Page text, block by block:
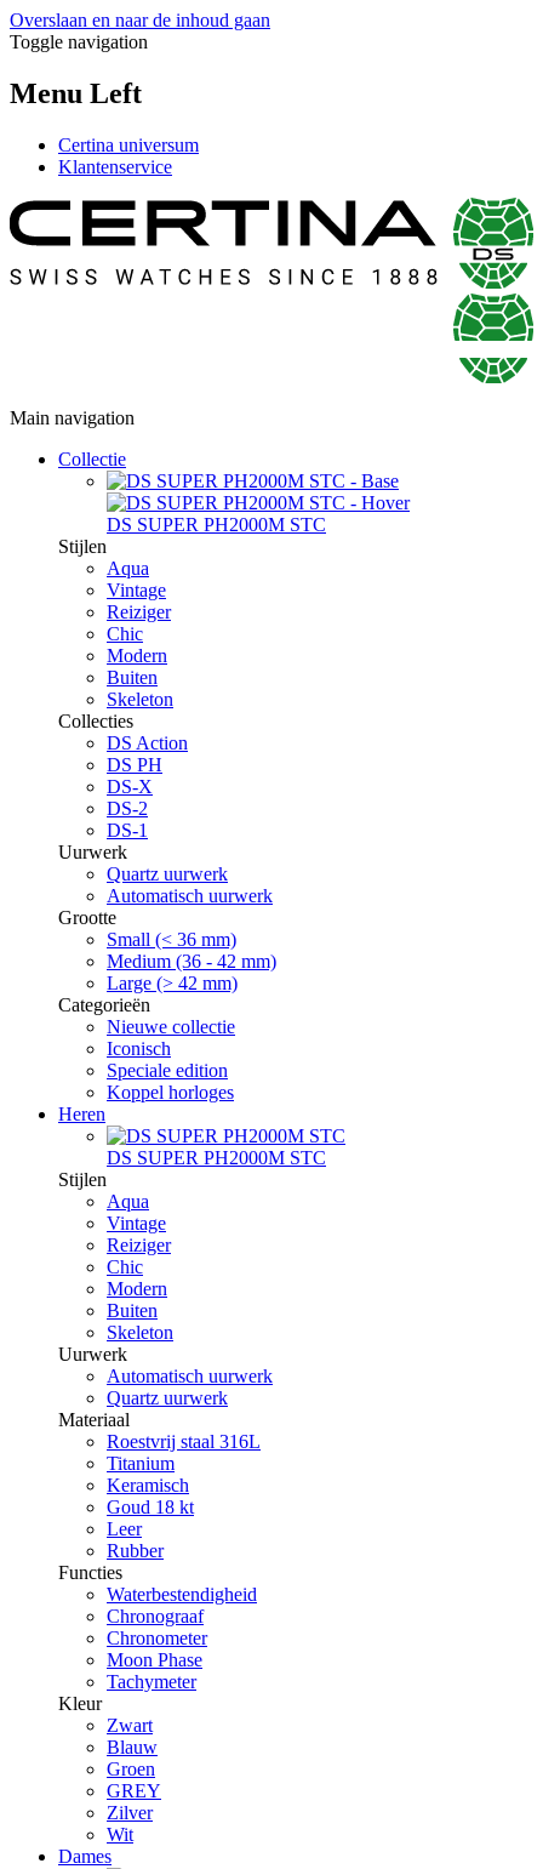
Overslaan en naar de inhoud gaan
Toggle navigation
Menu Left
Certina universum
Klantenservice
Main navigation
Collectie
DS SUPER PH2000M STC
Stijlen
Aqua
Vintage
Reiziger
Chic
Modern
Buiten
Skeleton
Collecties
DS Action
DS PH
DS-X
DS-2
DS-1
Uurwerk
Quartz uurwerk
Automatisch uurwerk
Grootte
Small (< 36 mm)
Medium (36 - 42 mm)
Large (> 42 mm)
Categorieën
Nieuwe collectie
Iconisch
Speciale edition
Koppel horloges
Heren
DS SUPER PH2000M STC
Stijlen
Aqua
Vintage
Reiziger
Chic
Modern
Buiten
Skeleton
Uurwerk
Automatisch uurwerk
Quartz uurwerk
Materiaal
Roestvrij staal 316L
Titanium
Keramisch
Goud 18 kt
Leer
Rubber
Functies
Waterbestendigheid
Chronograaf
Chronometer
Moon Phase
Tachymeter
Kleur
Zwart
Blauw
Groen
GREY
Zilver
Wit
Dames